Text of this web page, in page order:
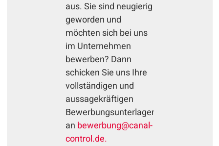
aus. Sie sind neugierig
geworden und
möchten sich bei uns
im Unternehmen
bewerben? Dann
schicken Sie uns Ihre
vollständigen und
aussagekräftigen
Bewerbungsunterlagen
an bewerbung@canal-
control.de.